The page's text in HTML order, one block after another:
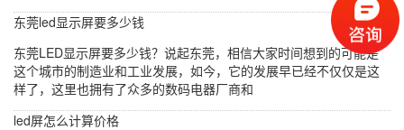
东莞led显示屏要多少钱
东莞LED显示屏要多少钱？说起东莞，相信大家时间想到的可能是
这个城市的制造业和工业发展，如今，它的发展早已经不仅仅是这
样了，这里也拥有了众多的数码电器厂商和
led屏怎么计算价格